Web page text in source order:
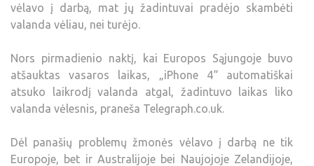
vėlavo į darbą, mat jų žadintuvai pradėjo skambėti
valanda vėliau, nei turėjo.
Nors pirmadienio naktį, kai Europos Sąjungoje buvo
atšauktas vasaros laikas, „iPhone 4“ automatiškai
atsuko laikrodį valanda atgal, žadintuvo laikas liko
valanda vėlesnis, praneša Telegraph.co.uk.
Dėl panašių problemų žmonės vėlavo į darbą ne tik
Europoje, bet ir Australijoje bei Naujojoje Zelandijoje,